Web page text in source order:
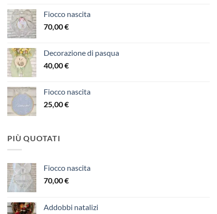
Fiocco nascita
70,00€
Decorazione di pasqua
40,00€
Fiocco nascita
25,00€
PIÙ QUOTATI
Fiocco nascita
70,00€
Addobbi natalizi